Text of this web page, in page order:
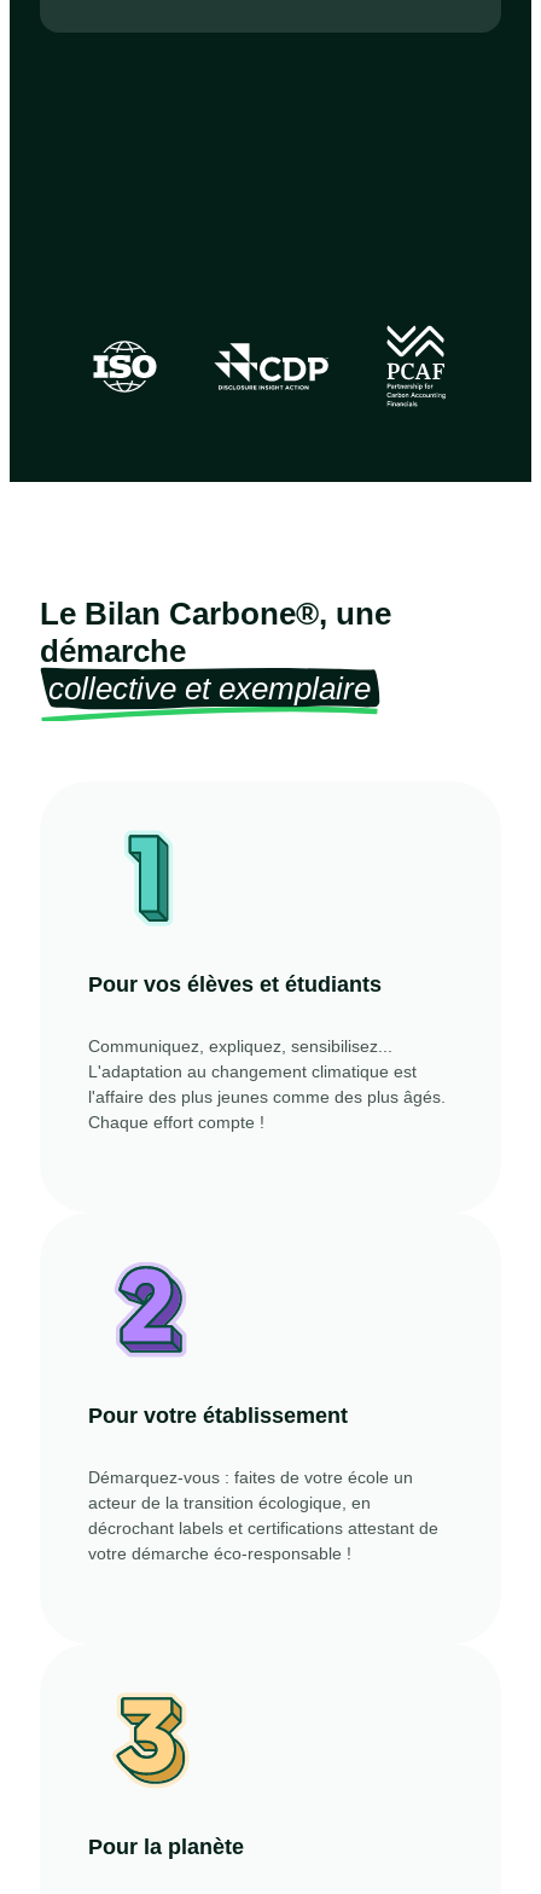
Le Bilan Carbone®, une
démarche
collective et exemplaire
Pour vos élèves et étudiants
Communiquez, expliquez, sensibilisez...
L'adaptation au changement climatique est
l'affaire des plus jeunes comme des plus âgés.
Chaque effort compte !
Pour votre établissement
Démarquez-vous : faites de votre école un
acteur de la transition écologique, en
décrochant labels et certifications attestant de
votre démarche éco-responsable !
Pour la planète